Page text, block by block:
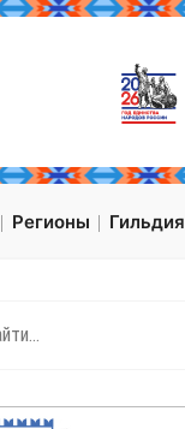
Регионы Гильдия